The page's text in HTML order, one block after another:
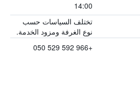
14:00
تختلف السياسات حسب
نوع الغرفة ومزود الخدمة.
+966 592 529 050